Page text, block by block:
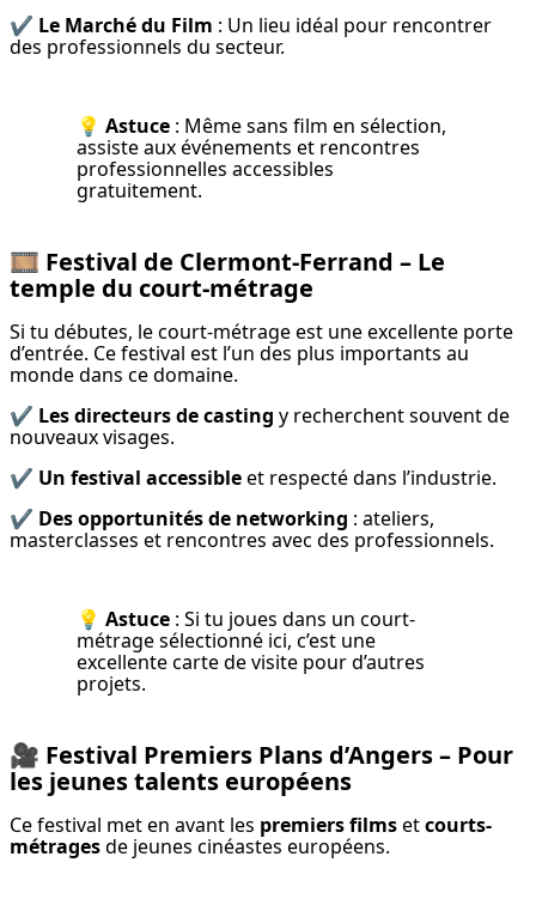
✔️ Le Marché du Film : Un lieu idéal pour rencontrer
des professionnels du secteur.
💡 Astuce : Même sans film en sélection,
assiste aux événements et rencontres
professionnelles accessibles
gratuitement.
🎞 Festival de Clermont-Ferrand – Le
temple du court-métrage
Si tu débutes, le court-métrage est une excellente porte
d’entrée. Ce festival est l’un des plus importants au
monde dans ce domaine.
✔️ Les directeurs de casting y recherchent souvent de
nouveaux visages.
✔️ Un festival accessible et respecté dans l’industrie.
✔️ Des opportunités de networking : ateliers,
masterclasses et rencontres avec des professionnels.
💡 Astuce : Si tu joues dans un court-
métrage sélectionné ici, c’est une
excellente carte de visite pour d’autres
projets.
🎥 Festival Premiers Plans d’Angers – Pour
les jeunes talents européens
Ce festival met en avant les premiers films et courts-
métrages de jeunes cinéastes européens.